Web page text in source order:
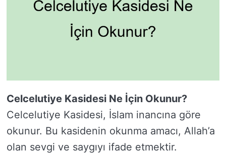
Celcelutiye Kasidesi Ne İçin Okunur?
Celcelutiye Kasidesi, İslam inancına göre
okunur. Bu kasidenin okunma amacı, Allah’a
olan sevgi ve saygıyı ifade etmektir.